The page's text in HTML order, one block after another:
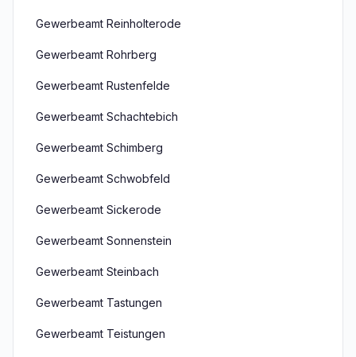
Gewerbeamt Reinholterode
Gewerbeamt Rohrberg
Gewerbeamt Rustenfelde
Gewerbeamt Schachtebich
Gewerbeamt Schimberg
Gewerbeamt Schwobfeld
Gewerbeamt Sickerode
Gewerbeamt Sonnenstein
Gewerbeamt Steinbach
Gewerbeamt Tastungen
Gewerbeamt Teistungen